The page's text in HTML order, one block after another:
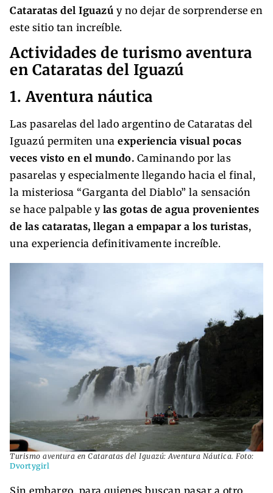
Cataratas del Iguazú y no dejar de sorprenderse en
este sitio tan increíble.
Actividades de turismo aventura
en Cataratas del Iguazú
1. Aventura náutica
Las pasarelas del lado argentino de Cataratas del
Iguazú permiten una experiencia visual pocas
veces visto en el mundo. Caminando por las
pasarelas y especialmente llegando hacia el final,
la misteriosa “Garganta del Diablo” la sensación
se hace palpable y las gotas de agua provenientes
de las cataratas, llegan a empapar a los turistas,
una experiencia definitivamente increíble.
Turismo aventura en Cataratas del Iguazú: Aventura Náutica. Foto:
Dvortygirl
Sin embargo, para quienes buscan pasar a otro